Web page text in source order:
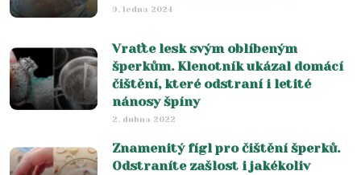
9. ledna 2024
Vraťte lesk svým oblíbeným
šperkům. Klenotník ukázal domácí
čištění, které odstraní i letité
nánosy špíny
2. dubna 2022
Znamenitý fígl pro čištění šperků.
Odstraníte zašlost i jakékoliv